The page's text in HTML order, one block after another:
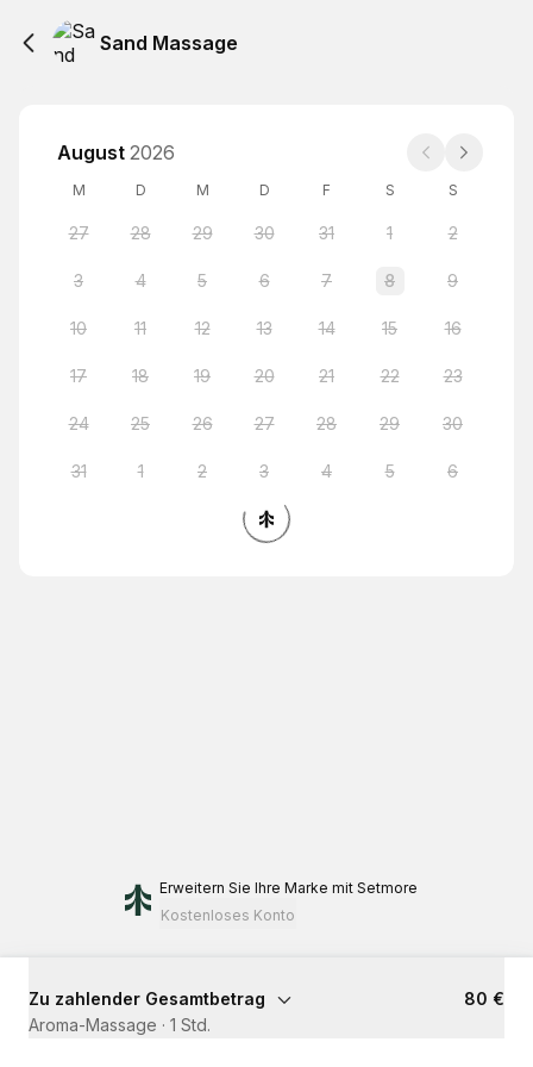
Sand Massage
August 2026
M D M D F S S
27 28 29 30 31 1 2
3 4 5 6 7 8 9
10 11 12 13 14 15 16
17 18 19 20 21 22 23
24 25 26 27 28 29 30
31 1 2 3 4 5 6
Erweitern Sie Ihre Marke mit Setmore
Kostenloses Konto
Zu zahlender Gesamtbetrag
80 €
Aroma-Massage · 1 Std.